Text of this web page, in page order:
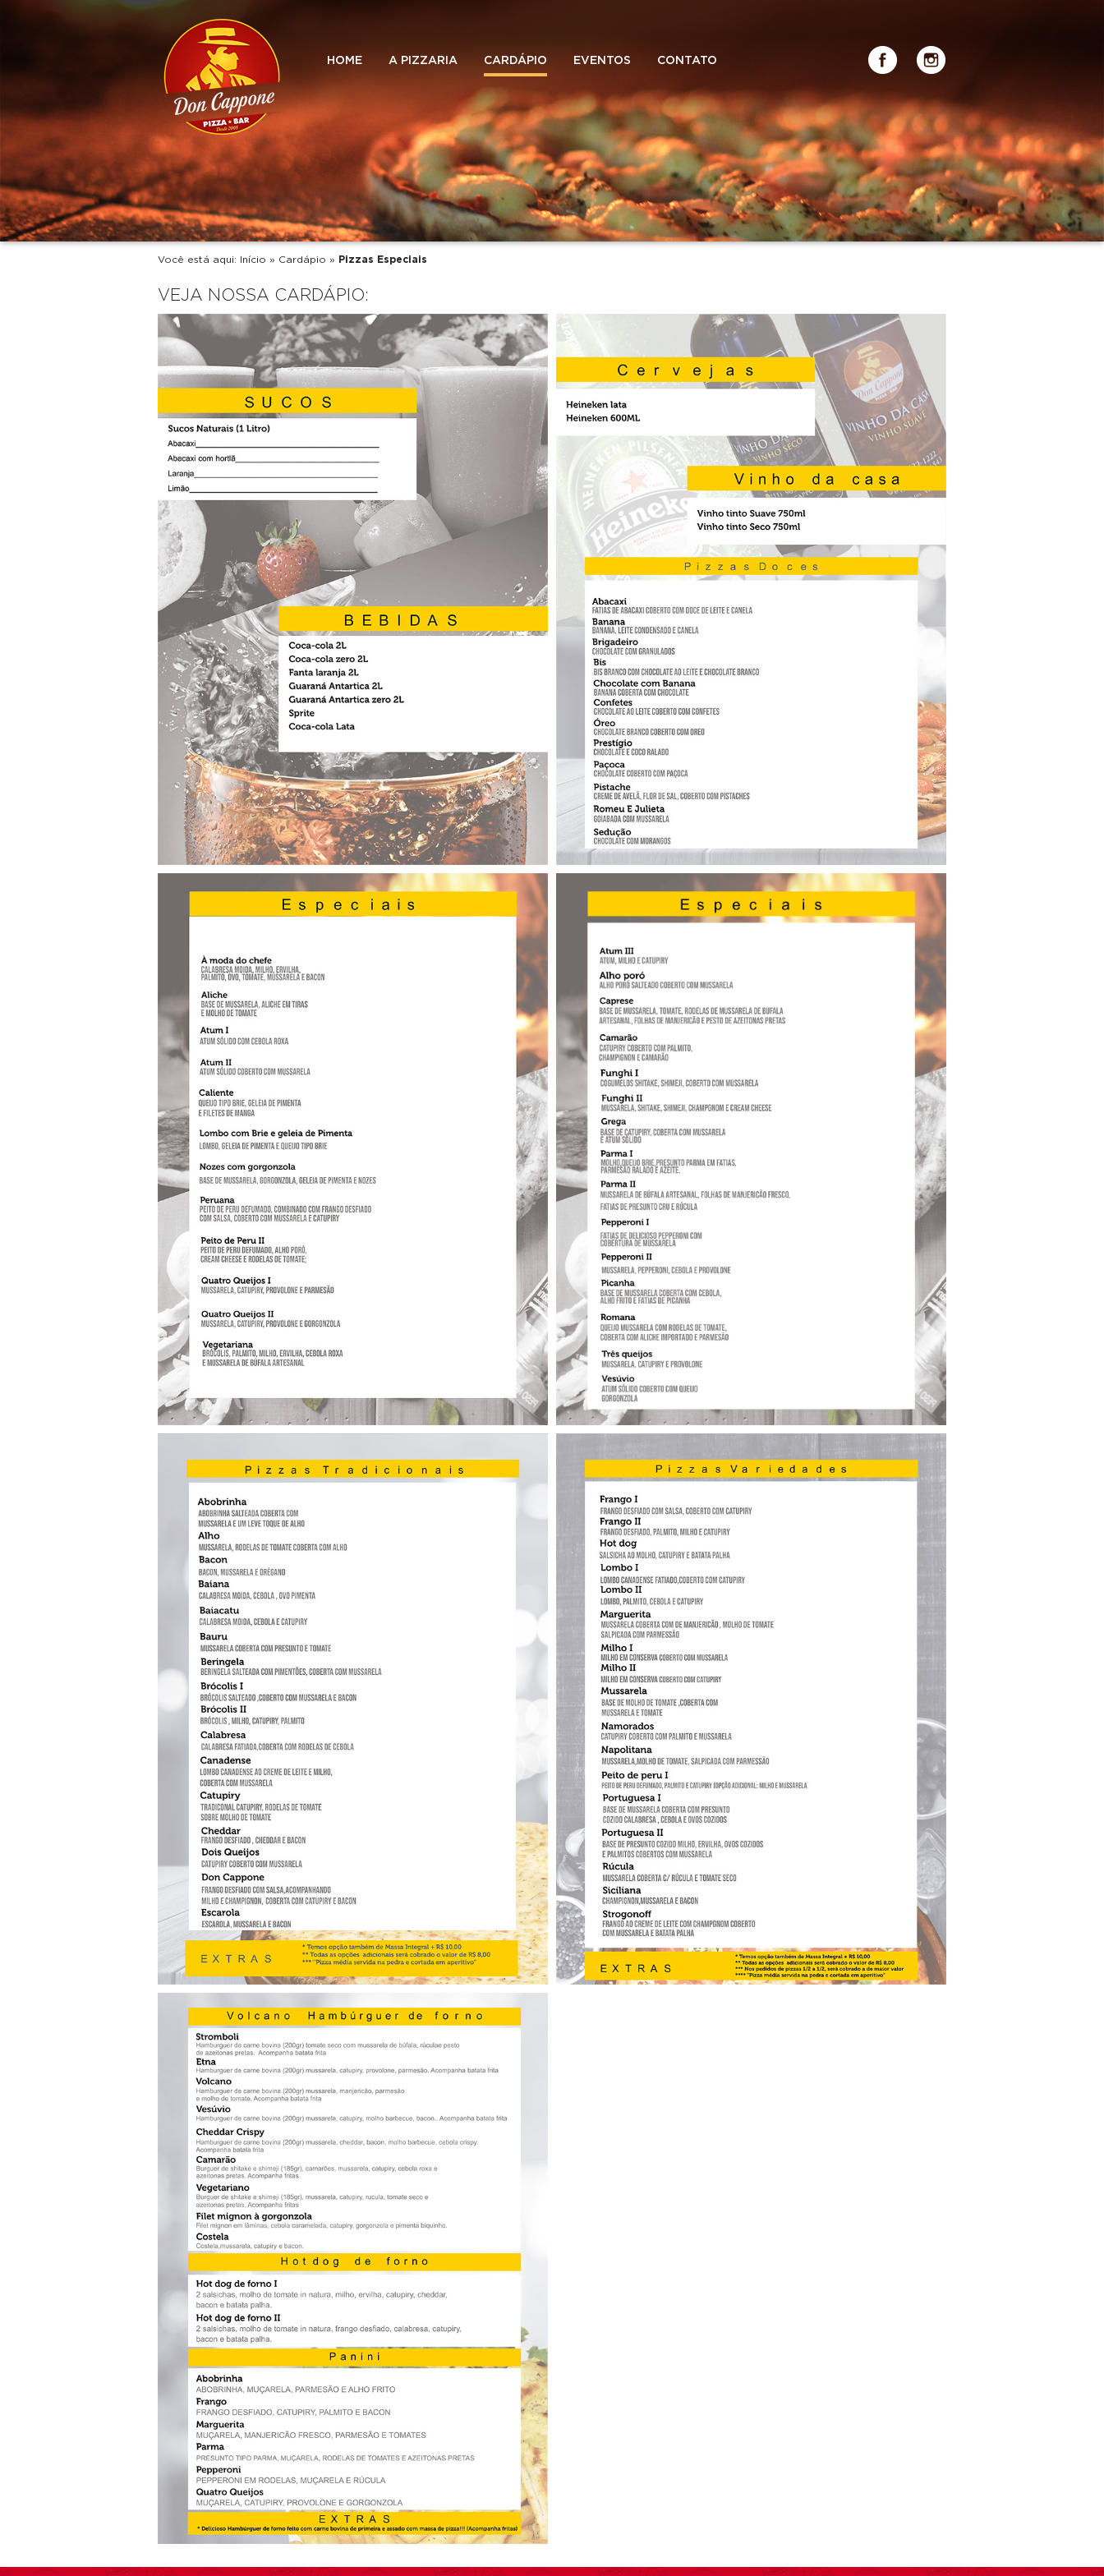
HOME A PIZZARIA CARDÁPIO EVENTOS CONTATO
Você está aqui: Início » Cardápio » Pizzas Especiais
VEJA NOSSA CARDÁPIO: